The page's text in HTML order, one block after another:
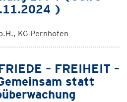
)
KG Pernhofen
– FREIHEIT –
statt